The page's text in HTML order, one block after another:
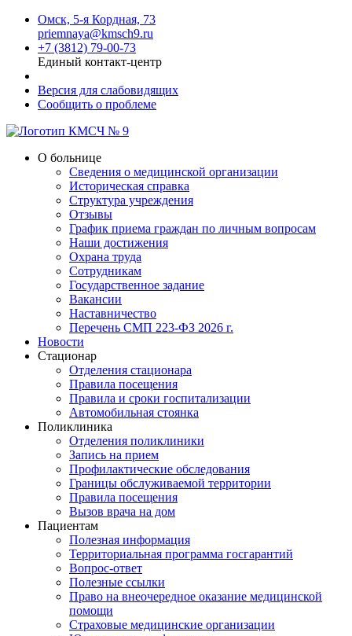
Омск, 5-я Кордная, 73
priemnaya@kmsch9.ru
+7 (3812) 79-00-73
Единый контакт-центр
Версия для слабовидящих
Сообщить о проблеме
О больнице
Сведения о медицинской организации
Историческая справка
Структура учреждения
Отзывы
График приема граждан по личным вопросам
Наши достижения
Охрана труда
Сотрудникам
Государственное задание
Вакансии
Наставничество
Перечень СМП 223-ФЗ 2026 г.
Новости
Стационар
Отделения стационара
Правила посещения
Правила и сроки госпитализации
Автомобильная стоянка
Поликлиника
Отделения поликлиники
Запись на прием
Профилактические обследования
Границы обслуживаемой территории
Правила посещения
Вызов врача на дом
Пациентам
Полезная информация
Территориальная программа госгарантий
Вопрос-ответ
Полезные ссылки
Право на внеочередное оказание медицинской
помощи
Страховые медицинские организации